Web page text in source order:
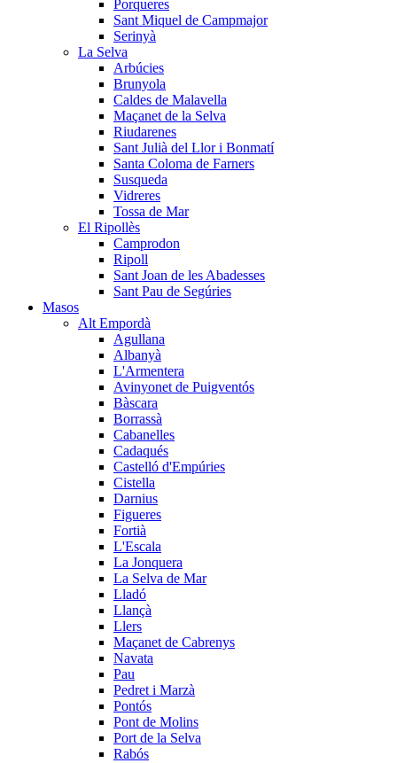
Porqueres
Sant Miquel de Campmajor
Serinyà
La Selva
Arbúcies
Brunyola
Caldes de Malavella
Maçanet de la Selva
Riudarenes
Sant Julià del Llor i Bonmatí
Santa Coloma de Farners
Susqueda
Vidreres
Tossa de Mar
El Ripollès
Camprodon
Ripoll
Sant Joan de les Abadesses
Sant Pau de Segúries
Masos
Alt Empordà
Agullana
Albanyà
L'Armentera
Avinyonet de Puigventós
Bàscara
Borrassà
Cabanelles
Cadaqués
Castelló d'Empúries
Cistella
Darnius
Figueres
Fortià
L'Escala
La Jonquera
La Selva de Mar
Lladó
Llançà
Llers
Maçanet de Cabrenys
Navata
Pau
Pedret i Marzà
Pontós
Pont de Molins
Port de la Selva
Rabós